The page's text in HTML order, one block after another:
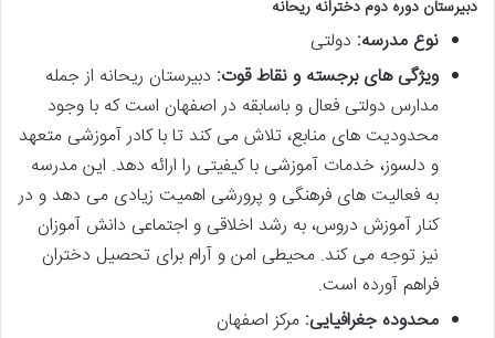
دبیرستان دوره دوم دخترانه ریحانه
نوع مدرسه: دولتی
ویژگی های برجسته و نقاط قوت: دبیرستان ریحانه از جمله
مدارس دولتی فعال و باسابقه در اصفهان است که با وجود
محدودیت های منابع، تلاش می کند تا با کادر آموزشی متعهد
و دلسوز، خدمات آموزشی با کیفیتی را ارائه دهد. این مدرسه
به فعالیت های فرهنگی و پرورشی اهمیت زیادی می دهد و در
کنار آموزش دروس، به رشد اخلاقی و اجتماعی دانش آموزان
نیز توجه می کند. محیطی امن و آرام برای تحصیل دختران
فراهم آورده است.
محدوده جغرافیایی: مرکز اصفهان